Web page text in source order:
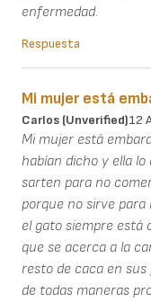
enfermedad.
Respuesta
Mi mujer está
Carlos (unverified)12
Mi mujer está
habían dicho y ella
sarten para no
porque no sirve
el gato siempre está
que se acerca a la
resto de caca en
de todas maneras